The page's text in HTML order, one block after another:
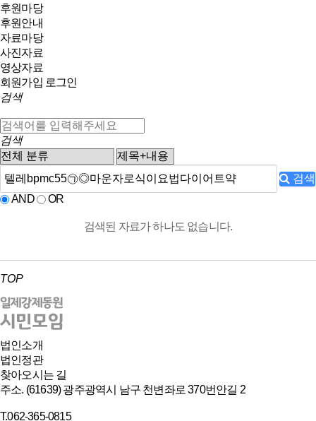
후원마당
후원안내
자료마당
사진자료
영상자료
회원가입 로그인
검색
검색
검색
AND
OR
검색된 자료가 하나도 없습니다.
TOP
법인소개
법인정관
찾아오시는 길
주소. (61639) 광주광역시 남구 천변좌로 370번안길 2
T.062-365-0815